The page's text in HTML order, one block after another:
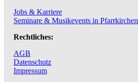
Jobs & Karriere
Seminare & Musikevents in Pfarrkirchen
Rechtliches:
AGB
Datenschutz
Impressum